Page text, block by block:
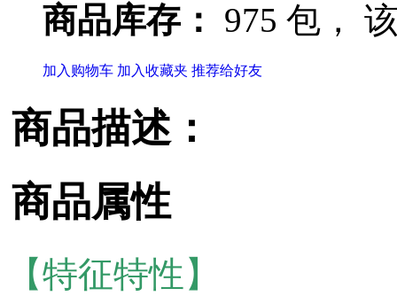
商品库存： 975 包，
加入购物车 加入收藏夹 推荐给好友
商品描述：
商品属性
【特征特性】